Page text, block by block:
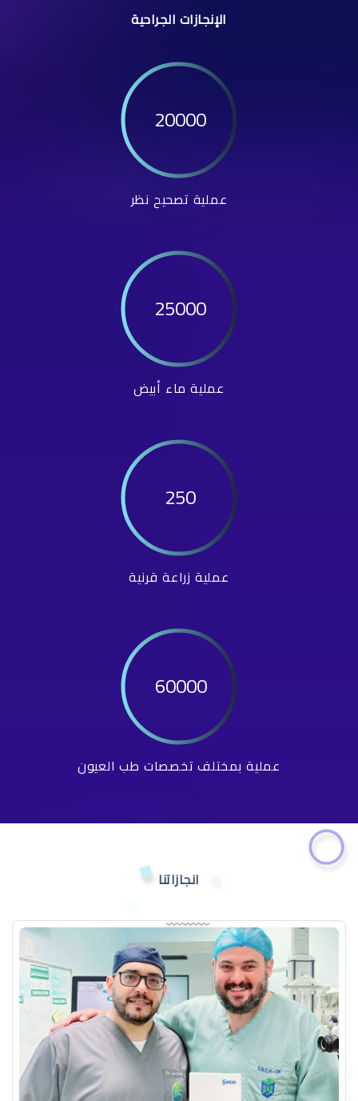
الإنجازات الجراحية
20000
عملية تصحيح نظر
25000
عملية ماء أبيض
250
عملية زراعة قرنية
60000
عملية بمختلف تخصصات طب العيون
انجازاتنا